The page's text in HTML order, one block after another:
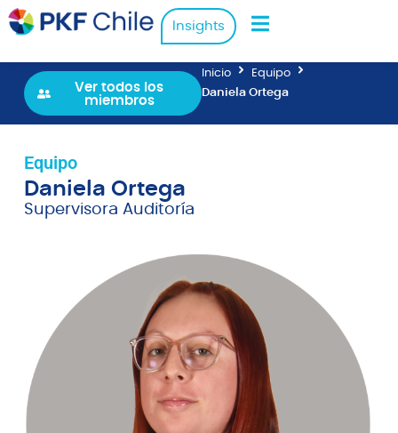
Insights
Ver todos los
miembros
Inicio
Equipo
Daniela Ortega
Equipo
Daniela Ortega
Supervisora Auditoría